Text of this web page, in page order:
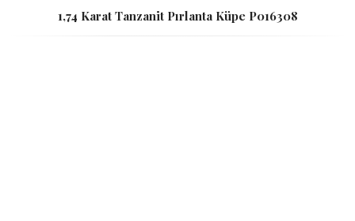
1,74 Karat Tanzanit Pırlanta Küpe P016308